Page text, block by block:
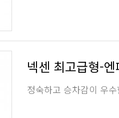
넥센 최고급형-
정숙하고 승차감이 우